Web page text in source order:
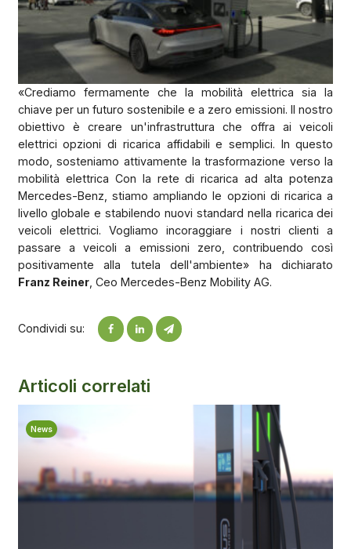
«Crediamo fermamente che la mobilità elettrica sia la
chiave per un futuro sostenibile e a zero emissioni. Il nostro
obiettivo è creare un'infrastruttura che offra ai veicoli
elettrici opzioni di ricarica affidabili e semplici. In questo
modo, sosteniamo attivamente la trasformazione verso la
mobilità elettrica Con la rete di ricarica ad alta potenza
Mercedes-Benz, stiamo ampliando le opzioni di ricarica a
livello globale e stabilendo nuovi standard nella ricarica dei
veicoli elettrici. Vogliamo incoraggiare i nostri clienti a
passare a veicoli a emissioni zero, contribuendo così
positivamente alla tutela dell'ambiente» ha dichiarato
Franz Reiner, Ceo Mercedes-Benz Mobility AG.
Condividi su:
Articoli correlati
News